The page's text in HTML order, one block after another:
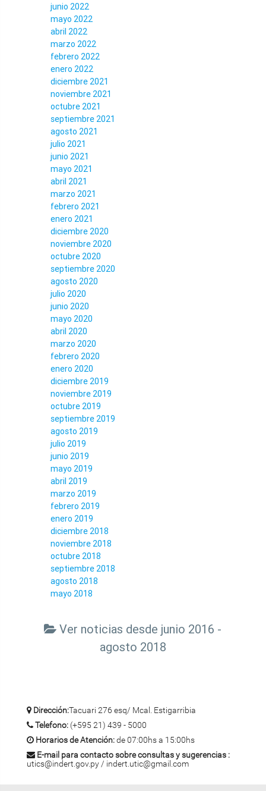
junio 2022
mayo 2022
abril 2022
marzo 2022
febrero 2022
enero 2022
diciembre 2021
noviembre 2021
octubre 2021
septiembre 2021
agosto 2021
julio 2021
junio 2021
mayo 2021
abril 2021
marzo 2021
febrero 2021
enero 2021
diciembre 2020
noviembre 2020
octubre 2020
septiembre 2020
agosto 2020
julio 2020
junio 2020
mayo 2020
abril 2020
marzo 2020
febrero 2020
enero 2020
diciembre 2019
noviembre 2019
octubre 2019
septiembre 2019
agosto 2019
julio 2019
junio 2019
mayo 2019
abril 2019
marzo 2019
febrero 2019
enero 2019
diciembre 2018
noviembre 2018
octubre 2018
septiembre 2018
agosto 2018
mayo 2018
Ver noticias desde junio 2016 -
agosto 2018
Dirección:Tacuari 276 esq/ Mcal. Estigarribia
Telefono:(+595 21) 439 - 5000
Horarios de Atención:de 07:00hs a 15:00hs
E-mail para contacto sobre consultas y sugerencias :
utics@indert.gov.py / indert.utic@gmail.com